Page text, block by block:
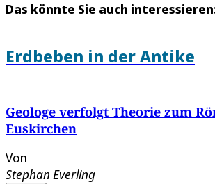
Das könnte Sie auch
Erdbeben in der Antike
Geologe verfolgt Theorie zum
Euskirchen
Von
Stephan Everling